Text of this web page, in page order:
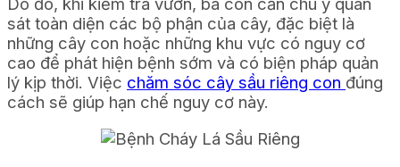
sát toàn diện các bộ phận của cây, đặc biệt là
những cây con hoặc những khu vực có nguy cơ
cao để phát hiện bệnh sớm và có biện pháp quản
lý kịp thời. Việc chăm sóc cây sầu riêng con đúng
cách sẽ giúp hạn chế nguy cơ này.